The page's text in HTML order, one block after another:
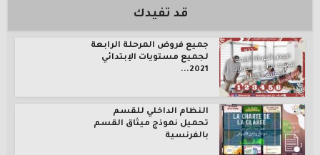
قد تفيدك
جميع فروض المرحلة الرابعة
لجميع مستويات الإبتدائي
2021...
النظام الداخلي للقسم
تحميل نموذج ميثاق القسم
بالفرنسية